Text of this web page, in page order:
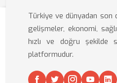
Türkiye ve dünyadan son
gelişmeler, ekonomi,
hızlı ve doğru şekilde
platformudur.